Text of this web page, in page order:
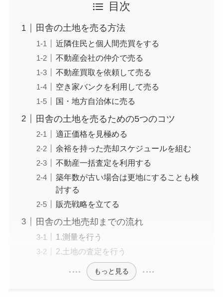
目次
田舎の土地を売る方法
近隣住民と個人間売買をする
不動産会社の仲介で売る
不動産買取を依頼して売る
空き家バンクを利用して売る
国・地方自治体に売る
田舎の土地を売るための5つのコツ
適正価格を見極める
余裕を持った売却スケジュールを組む
不動産一括査定を利用する
築年数が古い場合は更地にすることも検
討する
販売戦略を立てる
田舎の土地売却までの流れ
1.測量を行う
2.土地の査定を行う
もっと見る